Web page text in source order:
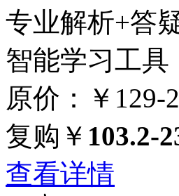
专业解析+答
智能学习工具
原价：￥129-
复购￥ 103.2-
查看详情